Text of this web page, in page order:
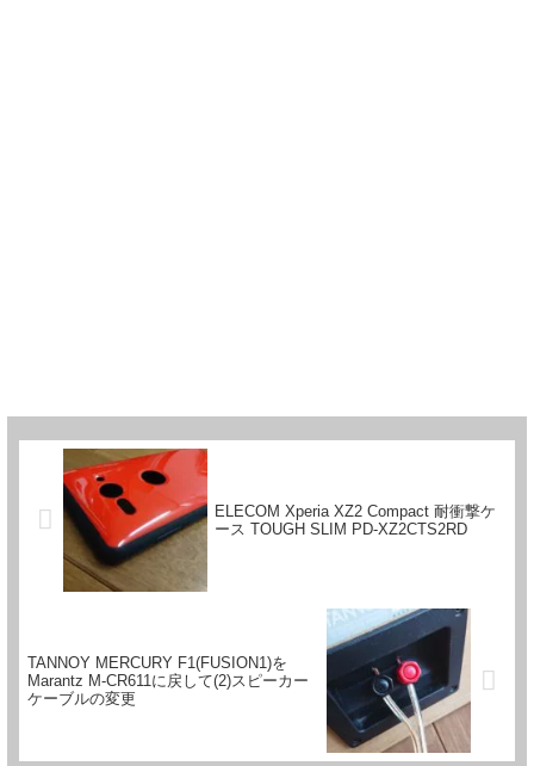
ELECOM Xperia XZ2 Compact 耐衝撃ケ
ース TOUGH SLIM PD-XZ2CTS2RD
TANNOY MERCURY F1(FUSION1)を
Marantz M-CR611に戻して(2)スピーカー
ケーブルの変更